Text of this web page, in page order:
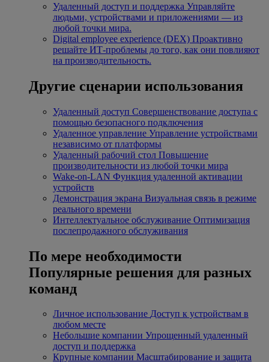
Удаленный доступ и поддержка Управляйте
людьми, устройствами и приложениями — из
любой точки мира.
Digital employee experience (DEX) Проактивно
решайте ИТ-проблемы до того, как они повлияют
на производительность.
Другие сценарии использования
Удаленный доступ Совершенствование доступа с
помощью безопасного подключения
Удаленное управление Управление устройствами
независимо от платформы
Удаленный рабочий стол Повышение
производительности из любой точки мира
Wake-on-LAN Функция удаленной активации
устройств
Демонстрация экрана Визуальная связь в режиме
реального времени
Интеллектуальное обслуживание Оптимизация
послепродажного обслуживания
По мере необходимости
Популярные решения для разных
команд
Личное использование Доступ к устройствам в
любом месте
Небольшие компании Упрощенный удаленный
доступ и поддержка
Крупные компании Масштабирование и защита